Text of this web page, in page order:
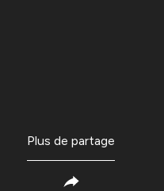
Plus de partage